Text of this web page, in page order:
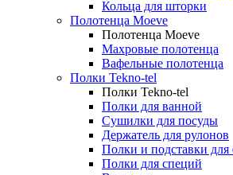
Кольца для шторки
Полотенца Moeve
Полотенца Moeve
Махровые полотенца
Вафельные полотенца
Полки Tekno-tel
Полки Tekno-tel
Полки для ванной
Сушилки для посуды
Держатель для рулонов
Полки и подставки для
Полки для специй